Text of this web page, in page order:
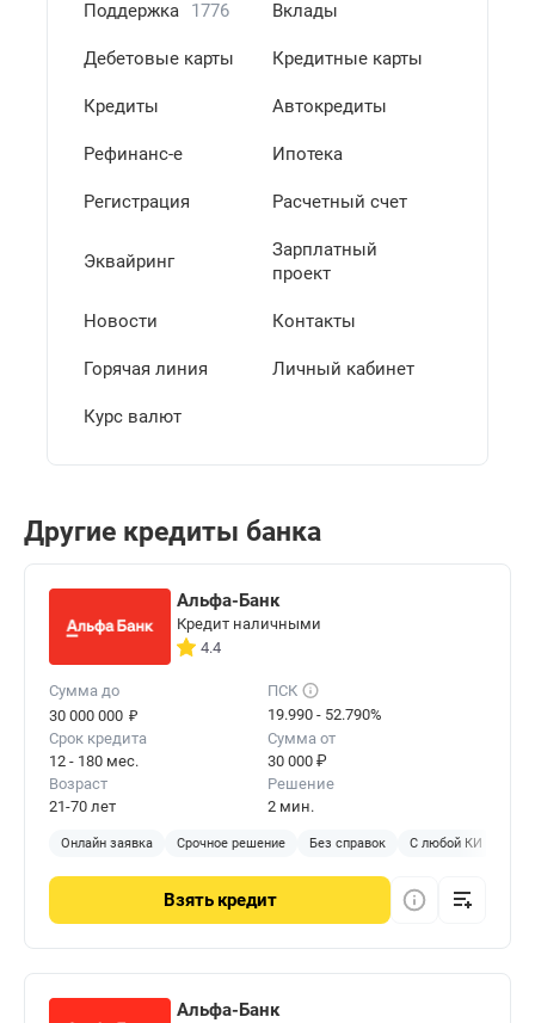
Поддержка 1776 Вклады
Дебетовые карты Кредитные карты
Кредиты Автокредиты
Рефинанс-е Ипотека
Регистрация Расчетный счет
Эквайринг
Зарплатный
проект
Новости Контакты
Горячая линия Личный кабинет
Курс валют
Другие кредиты банка
Альфа-Банк
Кредит наличными
4.4
Сумма до
30 000 000 ₽
ПСК
19.990 - 52.790%
Срок кредита
12 - 180 мес.
Сумма от
30 000 ₽
Возраст
21-70 лет
Решение
2 мин.
Онлайн заявка Срочное решение Без справок С любой КИ
Взять кредит
Альфа-Банк